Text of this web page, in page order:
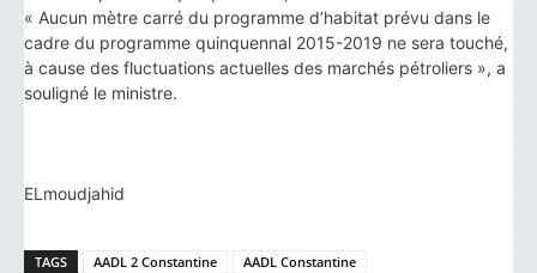
« Aucun mètre carré du programme d’habitat prévu dans le
cadre du programme quinquennal 2015-2019 ne sera touché,
à cause des fluctuations actuelles des marchés pétroliers », a
souligné le ministre.
ELmoudjahid
TAGS AADL 2 Constantine
AADL Constantine